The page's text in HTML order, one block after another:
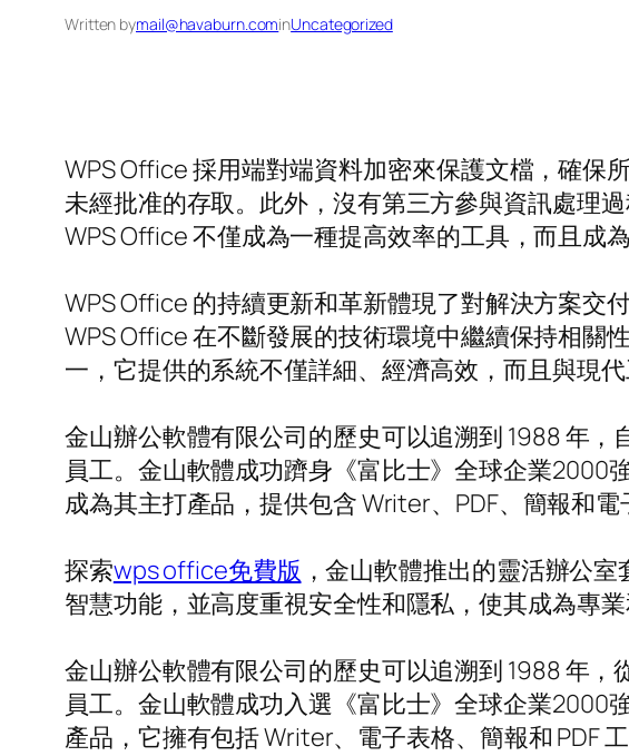
Written bymail@havaburn.cominUncategorized
WPS Office 採用端對端資料加密來保護文檔，確保
未經批准的存取。此外，沒有第三方參與資訊處理
WPS Office 不僅成為一種提高效率的工具，而且成
WPS Office 的持續更新和革新體現了對解決方案交
WPS Office 在不斷發展的技術環境中繼續保持相關
一，它提供的系統不僅詳細、經濟高效，而且與現代
金山辦公軟體有限公司的歷史可以追溯到 1988 年
員工。金山軟體成功躋身《富比士》全球企業2000
成為其主打產品，提供包含 Writer、PDF、簡報和
探索wps office免費版 ，金山軟體推出的靈活辦公
智慧功能，並高度重視安全性和隱私，使其成為專業
金山辦公軟體有限公司的歷史可以追溯到 1988 年
員工。金山軟體成功入選《富比士》全球企業2000
產品，它擁有包括 Writer、電子表格、簡報和 PDF